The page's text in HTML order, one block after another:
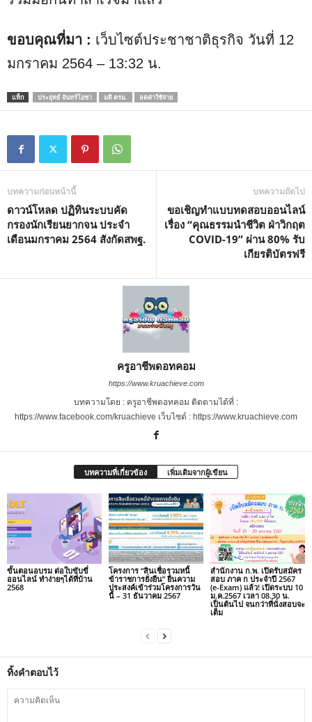
ขอบคุณที่มา : เว็บไซต์ประชาชาติธุรกิจ วันที่ 12
มกราคม 2564 – 13:32 น.
แท็ก ประยุทธ์ จันทร์โอชา มติ ครม. ลดค่าใช้จ่าย
บทความก่อนหน้านี้
ดาวน์โหลด ปฏิทินระบบคัด
กรองนักเรียนยากจน ประจำ
เดือนมกราคม 2564 สังกัดสพฐ.
บทความถัดไป
ขอเชิญทำแบบทดสอบออนไลน์
เรื่อง “คุณธรรมนำชีวิต ฝ่าวิกฤต
COVID-19” ผ่าน 80% รับ
เกียรติบัตรฟรี
ครูอาชีพดอทคอม
https://www.kruachieve.com
บทความโดย : ครูอาชีพดอทคอม ติดตามได้ที่ :
https://www.facebook.com/kruachieve เว็บไซต์ : https://www.kruachieve.com
บทความที่เกี่ยวข้อง เพิ่มเติมจากผู้เขียน
ขั้นตอนอบรม ต่อใบขับขี่
ออนไลน์ ทำง่ายๆได้ที่บ้าน
2568
โครงการ “สินเชื่อรวมหนี้
ข้าราชการยั่งยืน” ยื่นความ
ประสงค์เข้าร่วมโครงการวัน
นี้ – 31 ธันวาคม 2567
สำนักงาน ก.พ. เปิดรับสมัคร
สอบ ภาค ก ประจำปี 2567
(e-Exam) แล้ว! เปิดระบบ 10
ม.ค.2567 เวลา 08.30 น.
เป็นต้นไป จนกว่าที่นั่งสอบจะ
เต็ม
ทิ้งคำตอบไว้